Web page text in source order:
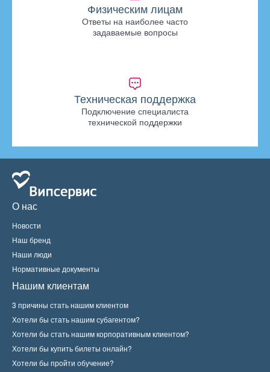
Физическим лицам
Ответы на наиболее часто
задаваемые вопросы
Техническая поддержка
Подключение специалиста
технической поддержки
О нас
Новости
Наш бренд
Наши люди
Нормативные документы
Нашим клиентам
3 причины стать нашим клиентом
Хотели бы стать нашим субагентом?
Хотели бы стать нашим корпоративным клиентом?
Хотели бы купить билеты онлайн?
Хотели бы пройти обучение?